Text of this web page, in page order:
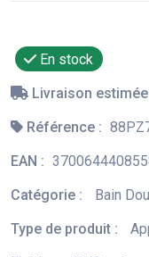
En stock
Livraison estimée
Référence :
EAN :
Catégorie :
Bain
Type de produit :